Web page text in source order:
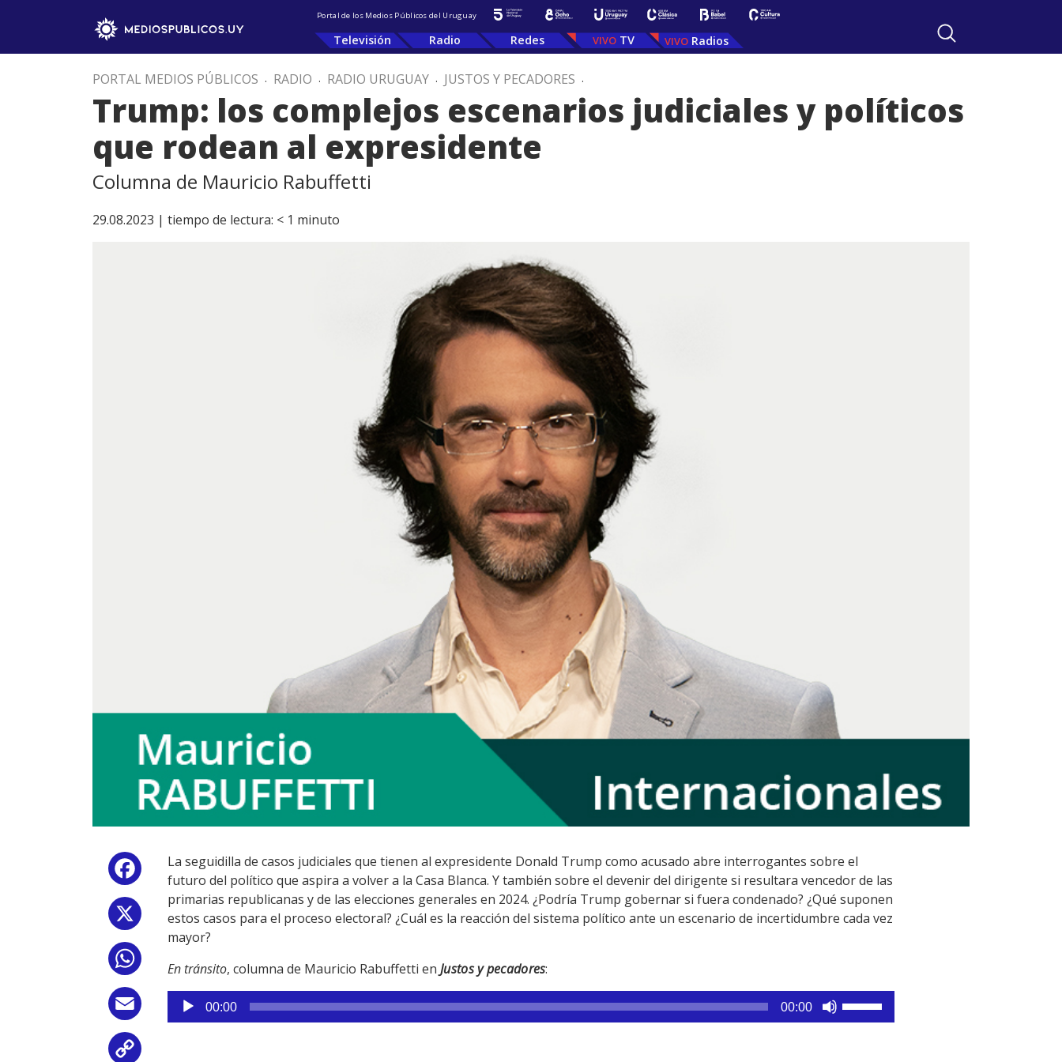
Portal de los Medios Públicos del Uruguay
Televisión Radio Redes TV Radios
PORTAL MEDIOS PÚBLICOS . RADIO . RADIO URUGUAY . JUSTOS Y PECADORES .
Trump: los complejos escenarios judiciales y políticos
que rodean al expresidente
Columna de Mauricio Rabuffetti
29.08.2023 | tiempo de lectura: < 1 minuto
Facebook
WhatsApp
La seguidilla de casos judiciales que tienen al expresidente Donald Trump como acusado abre interrogantes sobre el
futuro del político que aspira a volver a la Casa Blanca. Y también sobre el devenir del dirigente si resultara vencedor de las
primarias republicanas y de las elecciones generales en 2024. ¿Podría Trump gobernar si fuera condenado? ¿Qué suponen
estos casos para el proceso electoral? ¿Cuál es la reacción del sistema político ante un escenario de incertidumbre cada vez
mayor?
En tránsito, columna de Mauricio Rabuffetti en Justos y pecadores:
Reproductor
de
00:00 00:00